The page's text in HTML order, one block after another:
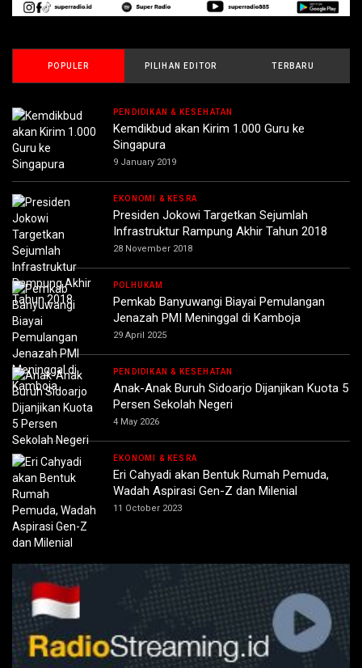
POPULER PILIHAN EDITOR TERBARU
PENDIDIKAN & KESEHATAN
Kemdikbud akan Kirim 1.000 Guru ke
Singapura
9 January 2019
EKONOMI & KESRA
Presiden Jokowi Targetkan Sejumlah
Infrastruktur Rampung Akhir Tahun 2018
28 November 2018
POLHUKAM
Pemkab Banyuwangi Biayai Pemulangan
Jenazah PMI Meninggal di Kamboja
29 April 2025
PENDIDIKAN & KESEHATAN
Anak-Anak Buruh Sidoarjo Dijanjikan Kuota 5
Persen Sekolah Negeri
4 May 2026
EKONOMI & KESRA
Eri Cahyadi akan Bentuk Rumah Pemuda,
Wadah Aspirasi Gen-Z dan Milenial
11 October 2023